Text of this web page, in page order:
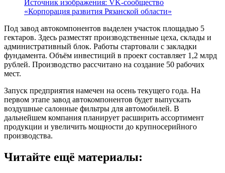
Источник изображения: VK-сообщество
«Корпорация развития Рязанской области»
Под завод автокомпонентов выделен участок площадью 5
гектаров. Здесь разместят производственные цеха, склады и
административный блок. Работы стартовали с закладки
фундамента. Объём инвестиций в проект составляет 1,2 млрд
рублей. Производство рассчитано на создание 50 рабочих
мест.
Запуск предприятия намечен на осень текущего года. На
первом этапе завод автокомпонентов будет выпускать
воздушные салонные фильтры для автомобилей. В
дальнейшем компания планирует расширить ассортимент
продукции и увеличить мощности до крупносерийного
производства.
Читайте ещё материалы: